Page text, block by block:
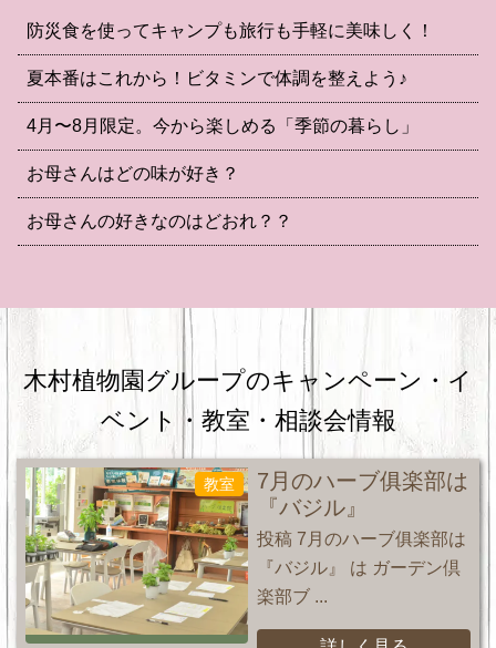
防災食を使ってキャンプも旅行も手軽に美味しく！
夏本番はこれから！ビタミンで体調を整えよう♪
4月〜8月限定。今から楽しめる「季節の暮らし」
お母さんはどの味が好き？
お母さんの好きなのはどおれ？？
木村植物園グループのキャンペーン・ イ
ベント・教室・相談会情報
教室
7月のハーブ俱楽部は
『バジル』
投稿 7月のハーブ俱楽部は
『バジル』 は ガーデン倶
楽部ブ ...